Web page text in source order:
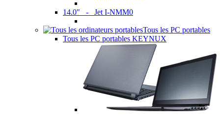
14.0" - Jet I-NMM0
Tous les PC portables
Tous les PC portables KEYNUX